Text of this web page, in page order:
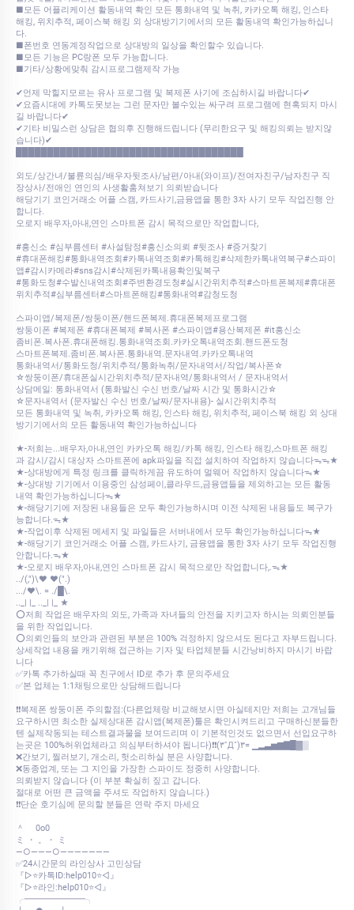
■모든 어플리케이션 활동내역 확인 모든 통화내역 및 녹취, 카카오톡 해킹, 인스타
해킹, 위치추적, 페이스북 해킹 외 상대방기기에서의 모든 활동내역 확인가능하십니
다.
■폰번호 연동계정작업으로 상대방의 일상을 확인할수 있습니다.
■모든 기능은 PC랑폰 모두 가능합니다.
■기타/상황에맞춰 감시프로그램제작 가능
✔언제 막힐지모르는 유사 프로그램 및 복제폰 사기에 조심하시길 바랍니다✔
✔요즘시대에 카톡도못보는 그런 문자만 볼수있는 싸구려 프로그램에 현혹되지 마시
길 바랍니다✔
✔기타 비밀스런 상담은 협의후 진행해드립니다 (무리한요구 및 해킹의뢰는 받지않
습니다)✔
외도/상간녀/불륜의심/배우자뒷조사/남편/아내(와이프)/전여자친구/남자친구 직
장상사/전애인 연인의 사생활훔쳐보기 의뢰받습니다
​​해당기기 코인거래소 어플 스캠, 카드사기,금융앱을 통한 3자 사기 모두 작업진행 안
합니다.
​​오로지 배우자,아내,연인 스마트폰 감시 목적으로만 작업합니다,
#흥신소 #심부름센터 #사설탐정#흥신소의뢰 #뒷조사 #증거찾기
#휴대폰해킹#통화내역조회#카톡내역조회#카톡해킹#삭제한카톡내역복구#스파이
앱#감시카메라#sns감시#삭제된카톡내용확인및복구
#통화도청#수발신내역조회#주변환경도청#실시간위치추적#스마트폰복제#휴대폰
위치추적#심부름센터#스마트폰해킹#통화내역#감청도청
스파이앱/복제폰/쌍둥이폰/핸드폰복제.휴대폰복제프로그램
쌍둥이폰 #복제폰 #휴대폰복제 #복사폰 #스파이앱#용산복제폰 #it흥신소
좀비폰.복사폰.휴대폰해킹.통화내역조회.카카오톡내역조회.핸드폰도청
스마트폰복제.좀비폰.복사폰.통화내역.문자내역.카카오톡내역
통화내역서/통화도청/위치추적/통화녹취/문자내역서/작업/복사폰☆
☆쌍둥이폰/휴대폰실시간위치추적/문자내역/통화내역서 / 문자내역서
상담메일: 통화내역서 (통화발신 수신 번호/날짜 시간 및 통화시간☆
☆문자내역서 (문자발신 수신 번호/날짜/문자내용)- 실시간위치추적
모든 통화내역 및 녹취, 카카오톡 해킹, 인스타 해킹, 위치추적, 페이스북 해킹 외 상대
방기기에서의 모든 활동내역 확인가능하십니다
★-저희는...배우자,아내,연인 카카오톡 해킹/카톡 해킹, 인스타 해킹,스마트폰 해킹
과 감시/감시 대상자 스마트폰에 apk파일을 직접 설치하여 작업하지 않습니다ᯓᯓ★
★-상대방에게 특정 링크를 클릭하게끔 유도하여 멀웨어 작업하지 않습니다ᯓ★
★-상대방 기기에서 이용중인 삼성페이,클라우드,금융앱들을 제외하고는 모든 활동
내역 확인가능하십니다ᯓ★
★-해당기기에 저장된 내용들은 모두 확인가능하시며 이전 삭제된 내용들도 복구가
능합니다.ᯓ★
★-작업이후 삭제된 메세지 및 파일들은 서버내에서 모두 확인가능하십니다ᯓ★
★-해당기기 코인거래소 어플 스캠, 카드사기, 금융앱을 통한 3자 사기 모두 작업진행
안합니다.ᯓ★
★-오로지 배우자,아내,연인 스마트폰 감시 목적으로만 작업합니다,.ᯓ★
../(,")\♥ ♥(".)
.../♥\. = ./█\.
.._| |_ .._| |_ ★
⭕저희 작업은 배우자의 외도, 가족과 자녀들의 안전을 지키고자 하시는 의뢰인분들
을 위한 작업입니다.
⭕의뢰인들의 보안과 관련된 부분은 100% 걱정하지 않으셔도 된다고 자부드립니다.
상세작업 내용을 캐기위해 접근하는 기자 및 타업체분들 시간낭비하지 마시기 바랍
니다
✅카톡 추가하실때 꼭 친구에서 ID로 추가 후 문의주세요
✅본 업체는 1:1채팅으로만 상담해드립니다
❗❗복제폰 쌍둥이폰 주의할점:(다른업체랑 비교해보시면 아실테지만 저희는 고개님들
요구하시면 최소한 실제상대폰 감시앱(복제폰)툴은 확인시켜드리고 구매하신분들한
텐 실제작동되는 테스트결과물을 보여드리며 이 기본적인것도 없으면서 선입요구하
는곳은 100%허위업체라고 의심부터하셔야 됩니다)❗❗(۳˚Д˚)۳= ▁▂▃▅▆▇█▓▒
❌간보기, 찔러보기, 개소리, 헛소리하실 분은 사양합니다.
❌동종업계, 또는 그 지인을 가장한 스파이도 정중히 사양합니다.
의뢰받지 않습니다 (이 부분 확실히 짚고 갑니다.
절대로 어떤 큰 금액을 주셔도 작업하지 않습니다.)
❗❗단순 호기심에 문의할 분들은 연락 주지 마세요
＾ 0o0
ミ ・ 。・ ミ
—○———○———————
✅24시간문의 라인상사 고민상담
『▷⭐카톡ID:help010⭐◁』
『▷⭐라인:help010⭐◁』
╭━━━━━━━╮